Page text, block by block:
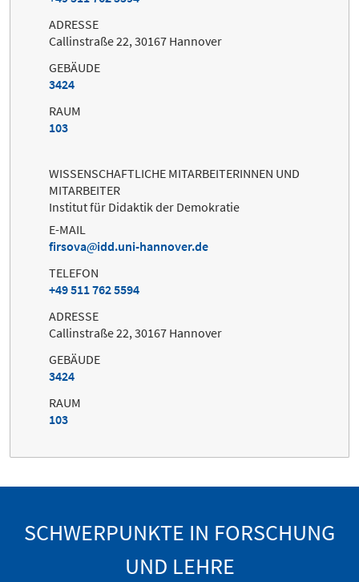
ADRESSE
Callinstraße 22, 30167 Hannover
GEBÄUDE
3424
RAUM
103
WISSENSCHAFTLICHE MITARBEITERINNEN UND
MITARBEITER
Institut für Didaktik der Demokratie
E-MAIL
firsova
idd.uni-hannover.de
TELEFON
+49 511 762 5594
ADRESSE
Callinstraße 22, 30167 Hannover
GEBÄUDE
3424
RAUM
103
SCHWERPUNKTE IN FORSCHUNG
UND LEHRE